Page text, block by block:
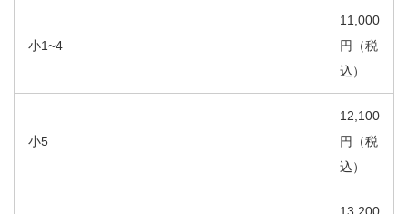
小1~4
11,000
円（税
込）
小5
12,100
円（税
込）